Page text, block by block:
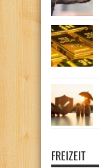
FREIZEIT